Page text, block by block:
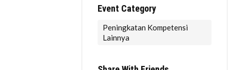
Event Category
Peningkatan Kompetensi
Lainnya